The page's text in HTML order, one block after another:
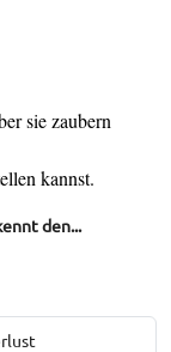
sie zaubern
kannst.
den...